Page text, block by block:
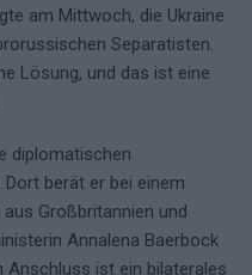
am Mittwoch, die Ukraine
Separatisten.
Lösung, und das ist eine
diplomatischen
berät er bei einem
Großbritannien und
Annalena Baerbock
Anschluss ist ein bilaterales